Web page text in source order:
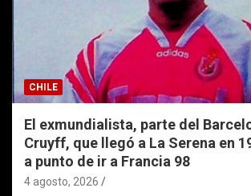
CHILE
El exmundialista, parte del
Cruyff, que llegó a La Serena en
a punto de ir a Francia 98
4 agosto, 2026